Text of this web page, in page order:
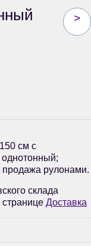
>
см с
продажа рулонами.
склада
Доставка